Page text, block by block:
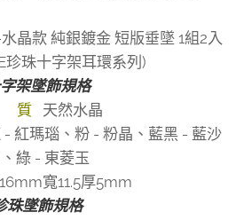
晶款 純銀鍍金 短版垂墜 1組2入
珍珠十字架耳環系列)
架墜飾規格
質
天然水晶
- 紅瑪瑙、粉 - 粉晶、藍黑 - 藍沙
綠 - 東菱玉
寬11.5厚5mm
珠墜飾規格